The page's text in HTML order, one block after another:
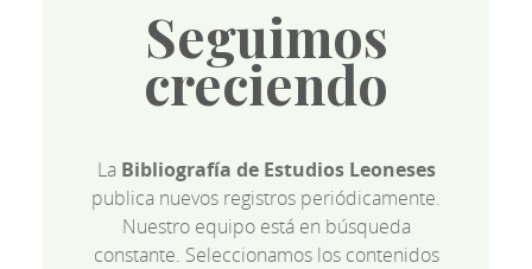
Seguimos
creciendo
La Bibliografía de Estudios Leoneses
publica nuevos registros periódicamente.
Nuestro equipo está en búsqueda
constante. Seleccionamos los contenidos